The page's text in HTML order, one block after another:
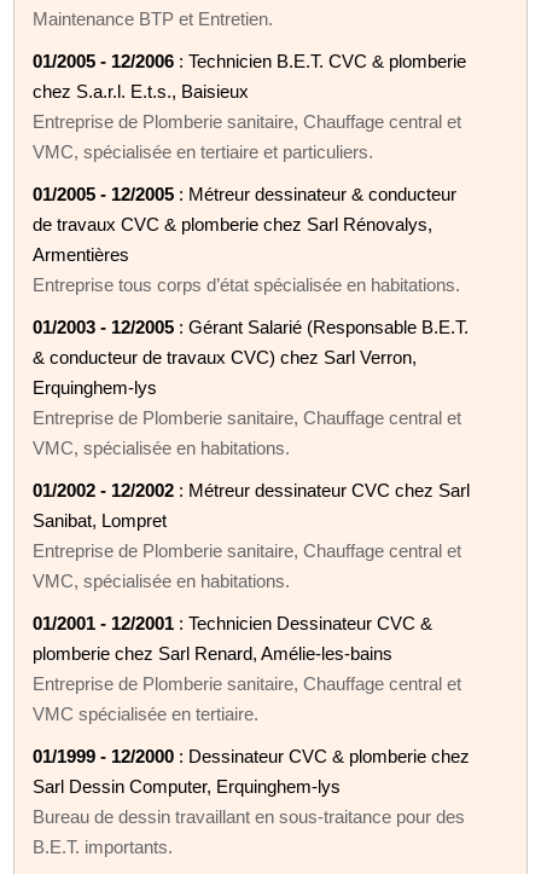
Maintenance BTP et Entretien.
01/2005 - 12/2006 : Technicien B.E.T. CVC & plomberie
chez S.a.r.l. E.t.s., Baisieux
Entreprise de Plomberie sanitaire, Chauffage central et
VMC, spécialisée en tertiaire et particuliers.
01/2005 - 12/2005 : Métreur dessinateur & conducteur
de travaux CVC & plomberie chez Sarl Rénovalys,
Armentières
Entreprise tous corps d’état spécialisée en habitations.
01/2003 - 12/2005 : Gérant Salarié (Responsable B.E.T.
& conducteur de travaux CVC) chez Sarl Verron,
Erquinghem-lys
Entreprise de Plomberie sanitaire, Chauffage central et
VMC, spécialisée en habitations.
01/2002 - 12/2002 : Métreur dessinateur CVC chez Sarl
Sanibat, Lompret
Entreprise de Plomberie sanitaire, Chauffage central et
VMC, spécialisée en habitations.
01/2001 - 12/2001 : Technicien Dessinateur CVC &
plomberie chez Sarl Renard, Amélie-les-bains
Entreprise de Plomberie sanitaire, Chauffage central et
VMC spécialisée en tertiaire.
01/1999 - 12/2000 : Dessinateur CVC & plomberie chez
Sarl Dessin Computer, Erquinghem-lys
Bureau de dessin travaillant en sous-traitance pour des
B.E.T. importants.